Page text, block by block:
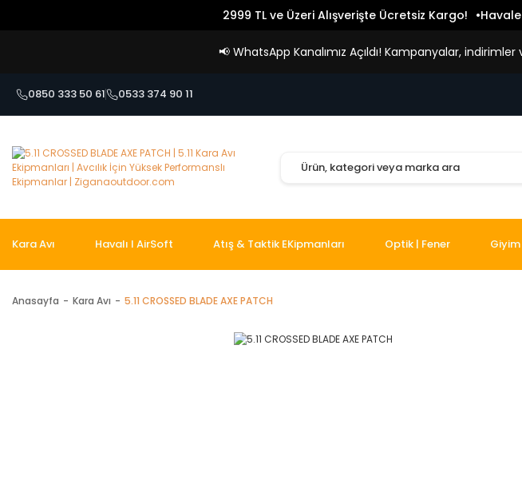
2999 TL ve Üzeri Alışverişte Ücretsiz Kargo!
📢 WhatsApp Kanalımız Açıldı! Kampanyalar,
0850 333 50 61 0533 374 90 11
Kara Avı Havalı I AirSoft Atış & Taktik EKipmanları Optik | Fener
Anasayfa Kara Avı 5.11 CROSSED BLADE AXE PATCH